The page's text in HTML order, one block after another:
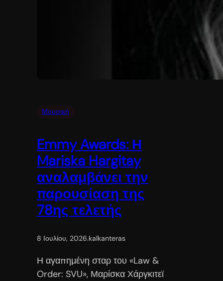
Μουσική
Emmy Awards: Η
Mariska Hargitay
αναλαμβάνει την
παρουσίαση της
78ης τελετής
8 Ιουλίου, 2026.kalkanteras
Η αγαπημένη σταρ του «Law &
Order: SVU», Μαρίσκα Χάργκιτεϊ